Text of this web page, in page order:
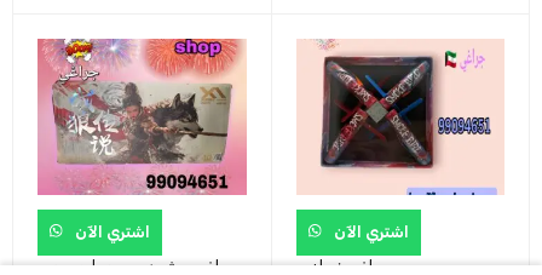
اشتري الآن
جراغي مشهد بصري لجميع
اشتري الآن
جراغي نحله